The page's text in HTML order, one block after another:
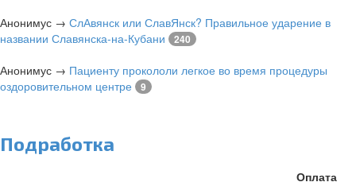
Анонимус → СлАвянск или СлавЯнск? Правильное ударение в
названии Славянска-на-Кубани
240
Анонимус → Пациенту прокололи легкое во время процедуры
оздоровительном центре
9
Подработка
Оплата